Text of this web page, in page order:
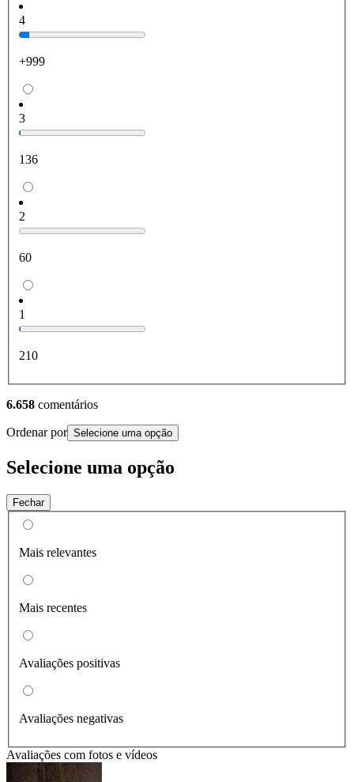
4
+999
3
136
2
60
1
210
6.658 comentários
Ordenar por Selecione uma opção
Selecione uma opção
Fechar
Mais relevantes
Mais recentes
Avaliações positivas
Avaliações negativas
Avaliações com fotos e vídeos